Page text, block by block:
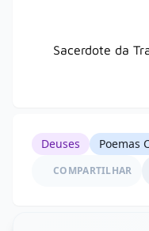
Sacerdote da
Deuses Poemas
COMPARTILHAR